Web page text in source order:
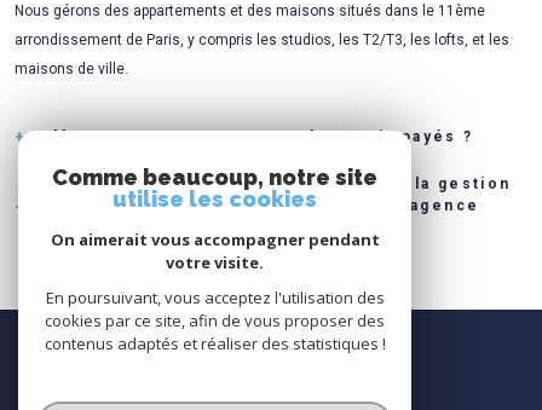
Nous gérons des appartements et des maisons situés dans le 11ème
arrondissement de Paris, y compris les studios, les T2/T3, les lofts, et les
maisons de ville.
Offrez-vous une assurance loyers impayés ?
Oui, nous proposons une assurance loyers impayés pour garantir votre
tranquillité d'esprit. Cette assurance couvre les éventuels impayés de loyer,
vous assurant une stabilité financière.
Quels sont les avantages de déléguer la gestion
locative de mon bien à Paris 11 à une agence
Transopéra Transaction vous permet de :
Gagner du temps.
NOUS
Comme beaucoup, notre site
utilise les cookies
On aimerait vous accompagner pendant
votre visite.
En poursuivant, vous acceptez l'utilisation des
cookies par ce site, afin de vous proposer des
contenus adaptés et réaliser des statistiques !